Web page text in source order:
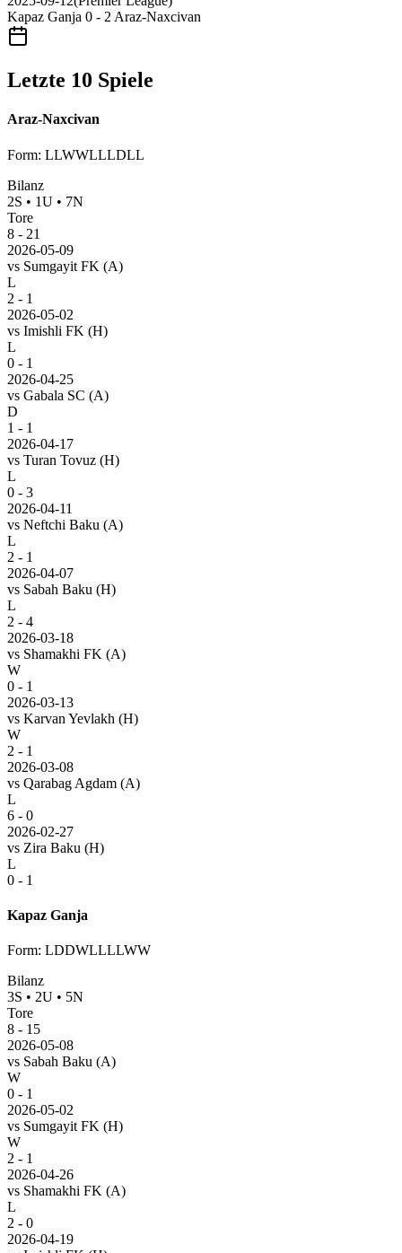
Kapaz Ganja 0 - 2 Araz-Naxcivan
Letzte 10 Spiele
Araz-Naxcivan
Form: LLWWLLLDLL
Bilanz
2S • 1U • 7N
Tore
8 - 21
2026-05-09
vs Sumgayit FK (A)
L
2 - 1
2026-05-02
vs Imishli FK (H)
L
0 - 1
2026-04-25
vs Gabala SC (A)
D
1 - 1
2026-04-17
vs Turan Tovuz (H)
L
0 - 3
2026-04-11
vs Neftchi Baku (A)
L
2 - 1
2026-04-07
vs Sabah Baku (H)
L
2 - 4
2026-03-18
vs Shamakhi FK (A)
W
0 - 1
2026-03-13
vs Karvan Yevlakh (H)
W
2 - 1
2026-03-08
vs Qarabag Agdam (A)
L
6 - 0
2026-02-27
vs Zira Baku (H)
L
0 - 1
Kapaz Ganja
Form: LDDWLLLLWW
Bilanz
3S • 2U • 5N
Tore
8 - 15
2026-05-08
vs Sabah Baku (A)
W
0 - 1
2026-05-02
vs Sumgayit FK (H)
W
2 - 1
2026-04-26
vs Shamakhi FK (A)
L
2 - 0
2026-04-19